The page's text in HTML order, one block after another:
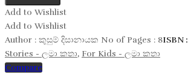
Add to Wishlist
Add to Wishlist
Author : කුසුම් දිසානායක No of Pages : 8ISBN :
Stories - ලමා කතා, For Kids - ලමා කතා
Compare